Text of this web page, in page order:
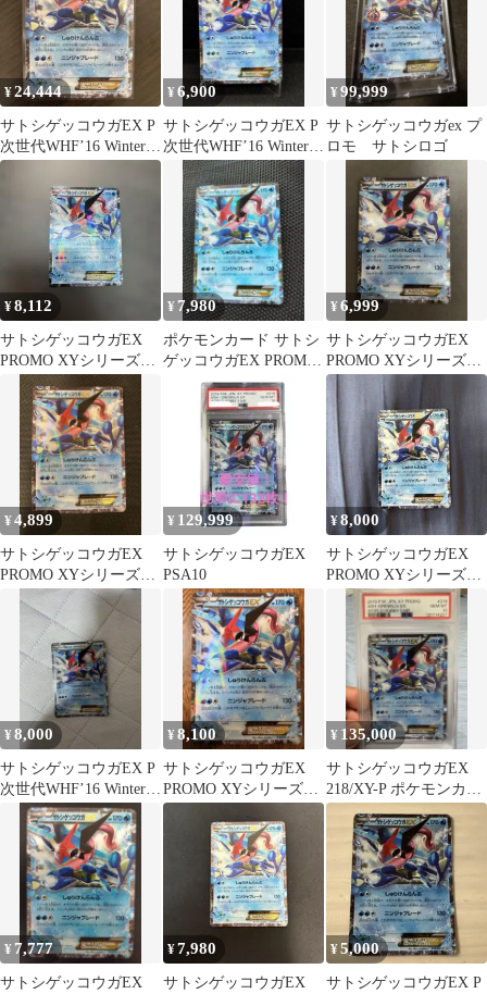
¥24,444
サトシゲッコウガEX P
次世代WHF’16 Winter
来場者特典 キラ …
¥6,900
サトシゲッコウガEX P
次世代WHF’16 Winter
来場者特典
¥99,999
サトシゲッコウガex プ
ロモ サトシロゴ
¥8,112
サトシゲッコウガEX
PROMO XYシリーズプ
ロモ 218/XY-P
¥ 7,980
ポケモンカード サトシ
ゲッコウガEX PROMO
XY 218/XY-P
¥6,999
サトシゲッコウガEX
PROMO XYシリーズプ
ロモーションカード
PROMO…
¥4,899
サトシゲッコウガEX
PROMO XYシリーズプ
ロモーションカード
PROMO…
¥ 129,999
サトシゲッコウガEX
PSA10
¥8,000
サトシゲッコウガEX
PROMO XYシリーズプ
ロモーションカード
PROMO…
¥8,000
サトシゲッコウガEX P
次世代WHF’16 Winter
来場者特典
¥8,100
サトシゲッコウガEX
PROMO XYシリーズプ
ロモーションカード
PROMO
¥ 135,000
サトシゲッコウガEX
218/XY-P ポケモンカー
ド PSA10
¥ 7,777
サトシゲッコウガEX
¥7,980
サトシゲッコウガEX
¥5,000
サトシゲッコウガEX P